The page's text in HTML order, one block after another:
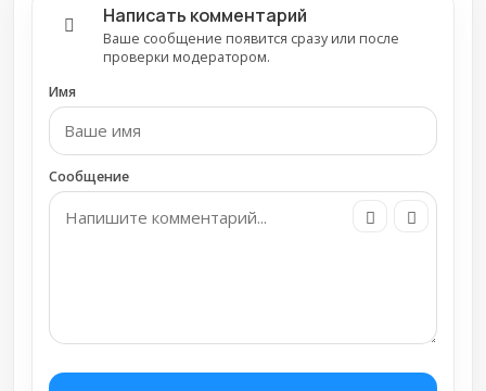
Написать комментарий
Ваше сообщение появится сразу или после
проверки модератором.
Имя
Сообщение